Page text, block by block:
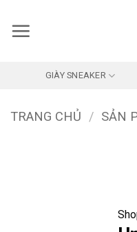
qua
GIÀY SNEAKER
TRANG CHỦ / SẢN